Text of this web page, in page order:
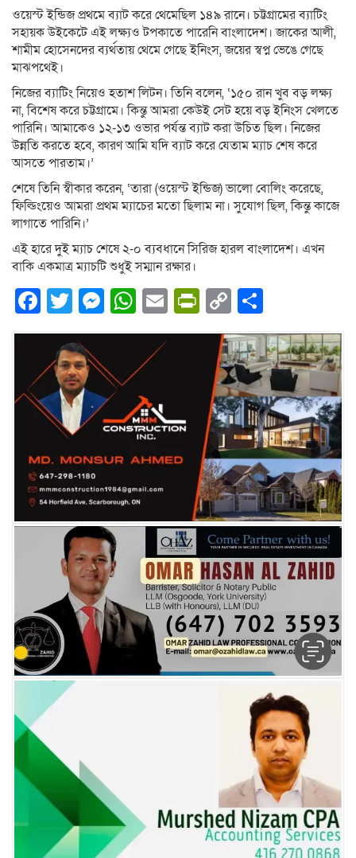
ওয়েস্ট ইন্ডিজ প্রথমে ব্যাট করে থেমেছিল ১৪৯ রানে। চট্টগ্রামের ব্যাটিং
সহায়ক উইকেটে এই লক্ষ্যও টপকাতে পারেনি বাংলাদেশ। জাকের আলী,
শামীম হোসেনদের ব্যর্থতায় থেমে গেছে ইনিংস, জয়ের স্বপ্ন ভেঙে গেছে
মাঝপথেই।
নিজের ব্যাটিং নিয়েও হতাশ লিটন। তিনি বলেন, ‘১৫০ রান খুব বড় লক্ষ্য
না, বিশেষ করে চট্টগ্রামে। কিন্তু আমরা কেউই সেট হয়ে বড় ইনিংস খেলতে
পারিনি। আমাকেও ১২-১৩ ওভার পর্যন্ত ব্যাট করা উচিত ছিল। নিজের
উন্নতি করতে হবে, কারণ আমি যদি ব্যাট করে যেতাম ম্যাচ শেষ করে
আসতে পারতাম।’
শেষে তিনি স্বীকার করেন, ‘তারা (ওয়েস্ট ইন্ডিজ) ভালো বোলিং করেছে,
ফিল্ডিংয়েও আমরা প্রথম ম্যাচের মতো ছিলাম না। সুযোগ ছিল, কিন্তু কাজে
লাগাতে পারিনি।’
এই হারে দুই ম্যাচ শেষে ২-০ ব্যবধানে সিরিজ হারল বাংলাদেশ। এখন
বাকি একমাত্র ম্যাচটি শুধুই সম্মান রক্ষার।
Facebook
Twitter
Messenger
WhatsApp
EmailPrintFriendly
Copy
Link